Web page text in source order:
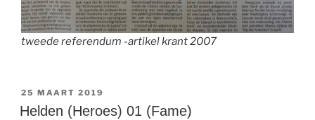
tweede referendum -artikel krant 2007
GEPLAATST
OP
25 MAART 2019
Helden (Heroes) 01 (Fame)